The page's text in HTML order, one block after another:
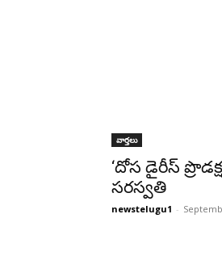
వార్తలు
‘దోస డైరీస్
సరస్వతి
newstelugu1 -